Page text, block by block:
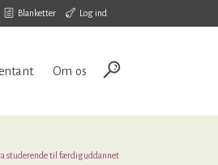
Blanketter Log ind
Om os
studerende til færdiguddannet